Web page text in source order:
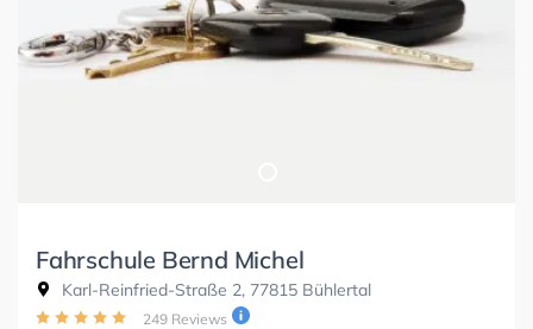
Fahrschule Bernd Michel
Karl-Reinfried-Straße 2, 77815 Bühlertal
249 Reviews